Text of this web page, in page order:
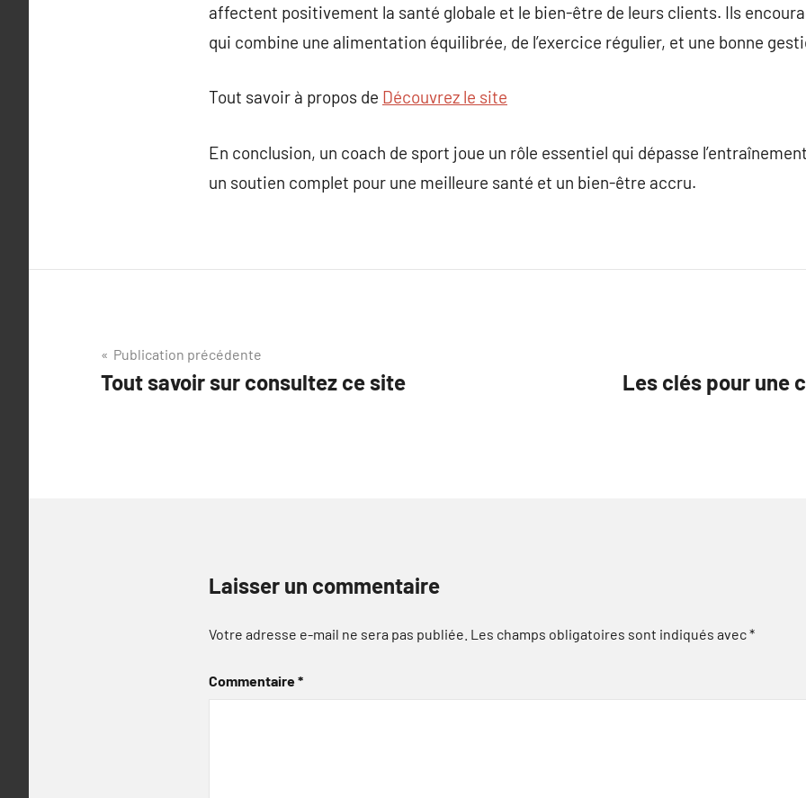
affectent positivement la santé globale et le bien-être de leurs clients. Ils
qui combine une alimentation équilibrée, de l’exercice régulier, et une bonne
Tout savoir à propos de Découvrez le site
En conclusion, un coach de sport joue un rôle essentiel qui dépasse
un soutien complet pour une meilleure santé et un bien-être accru.
Navigation
de
Publication précédente
Tout savoir sur consultez ce site
Les clés pour une
Laisser un commentaire
Votre adresse e-mail ne sera pas publiée. Les champs obligatoires sont indiqués avec*
Commentaire*